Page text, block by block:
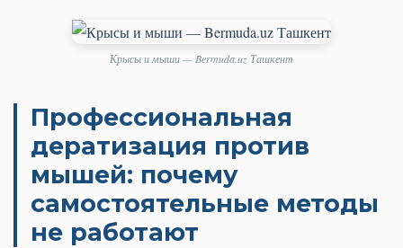
Крысы и мыши — Bermuda.uz Ташкент
Профессиональная
дератизация против
мышей: почему
самостоятельные методы
не работают